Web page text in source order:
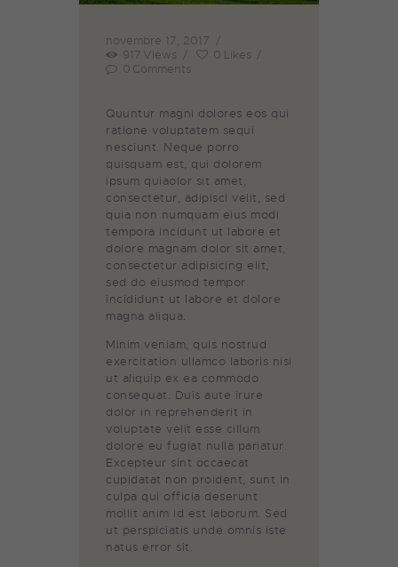
novembre 17, 2017
917 Views 0 Likes
0 Comments
Quuntur magni dolores eos qui
ratione voluptatem sequi
nesciunt. Neque porro
quisquam est, qui dolorem
ipsum quiaolor sit amet,
consectetur, adipisci velit, sed
quia non numquam eius modi
tempora incidunt ut labore et
dolore magnam dolor sit amet,
consectetur adipisicing elit,
sed do eiusmod tempor
incididunt ut labore et dolore
magna aliqua.
Minim veniam, quis nostrud
exercitation ullamco laboris nisi
ut aliquip ex ea commodo
consequat. Duis aute irure
dolor in reprehenderit in
voluptate velit esse cillum
dolore eu fugiat nulla pariatur.
Excepteur sint occaecat
cupidatat non proident, sunt in
culpa qui officia deserunt
mollit anim id est laborum. Sed
ut perspiciatis unde omnis iste
natus error sit.